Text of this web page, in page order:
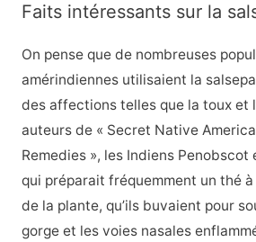
Faits intéressants sur la
On pense que de nombreuses
amérindiennes utilisaient la
des affections telles que la toux et
auteurs de « Secret Native
Remedies », les Indiens
qui préparait fréquemment un thé
de la plante, qu’ils buvaient pour
gorge et les voies nasales